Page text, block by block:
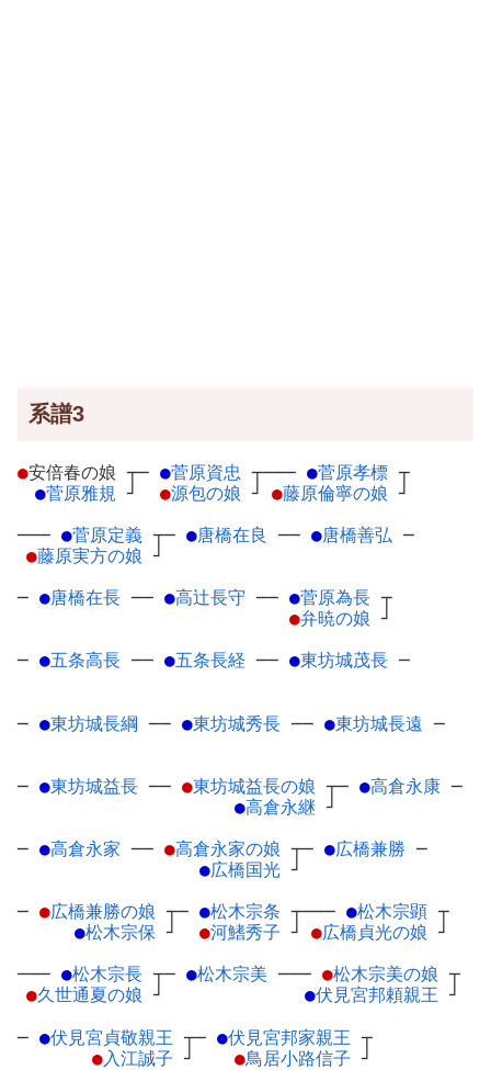
系譜3
●安倍春の娘 ┬
●菅原雅規 ┘
─ ●菅原資忠 ┬
●源包の娘 ┘
─── ●菅原孝標 ┬
●藤原倫寧の娘 ┘
─── ●菅原定義 ┬
●藤原実方の娘 ┘
─ ●唐橋在良 ── ●唐橋善弘 ─
─ ●唐橋在長 ── ●高辻長守 ── ●菅原為長 ┬
●弁暁の娘 ┘
─ ●五条高長 ── ●五条長経 ── ●東坊城茂長 ─
─ ●東坊城長綱 ── ●東坊城秀長 ── ●東坊城長遠 ─
─ ●東坊城益長 ── ●東坊城益長の娘 ┬
●高倉永継 ┘
─ ●高倉永康 ─
─ ●高倉永家 ── ●高倉永家の娘 ┬
●広橋国光 ┘
─ ●広橋兼勝 ─
─ ●広橋兼勝の娘 ┬
●松木宗保 ┘
─ ●松木宗条 ┬
●河鰭秀子 ┘
─── ●松木宗顕 ┬
●広橋貞光の娘 ┘
─── ●松木宗長 ┬
●久世通夏の娘 ┘
─ ●松木宗美 ─── ●松木宗美の娘 ┬
●伏見宮邦頼親王 ┘
─ ●伏見宮貞敬親王 ┬
●入江誠子 ┘
─ ●伏見宮邦家親王 ┬
●鳥居小路信子 ┘